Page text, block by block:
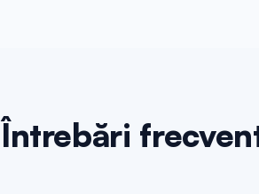
Întrebări